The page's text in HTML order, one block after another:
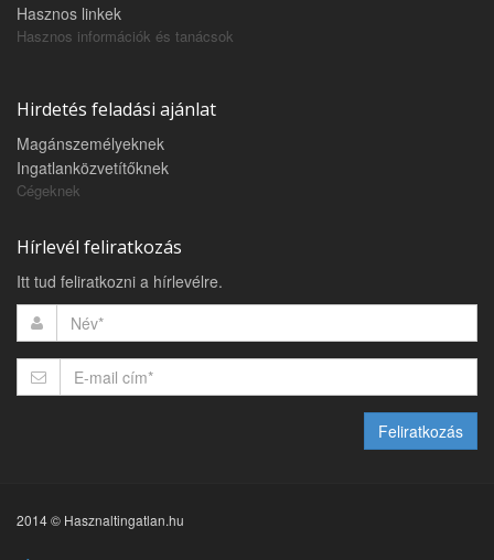
Hasznos linkek
Hasznos információk és tanácsok
Hirdetés feladási ajánlat
Magánszemélyeknek
Ingatlanközvetítőknek
Cégeknek
Hírlevél feliratkozás
Itt tud feliratkozni a hírlevélre.
Feliratkozás
2014 © Hasznaltingatlan.hu